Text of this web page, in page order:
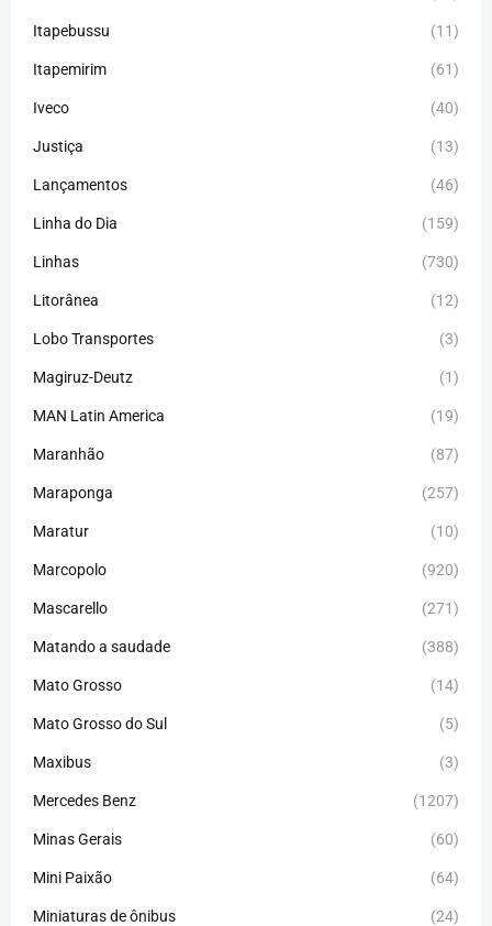
Itapebussu (11)
Itapemirim (61)
Iveco (40)
Justiça (13)
Lançamentos (46)
Linha do Dia (159)
Linhas (730)
Litorânea (12)
Lobo Transportes (3)
Magiruz-Deutz (1)
MAN Latin America (19)
Maranhão (87)
Maraponga (257)
Maratur (10)
Marcopolo (920)
Mascarello (271)
Matando a saudade (388)
Mato Grosso (14)
Mato Grosso do Sul (5)
Maxibus (3)
Mercedes Benz (1207)
Minas Gerais (60)
Mini Paixão (64)
Miniaturas de ônibus (24)